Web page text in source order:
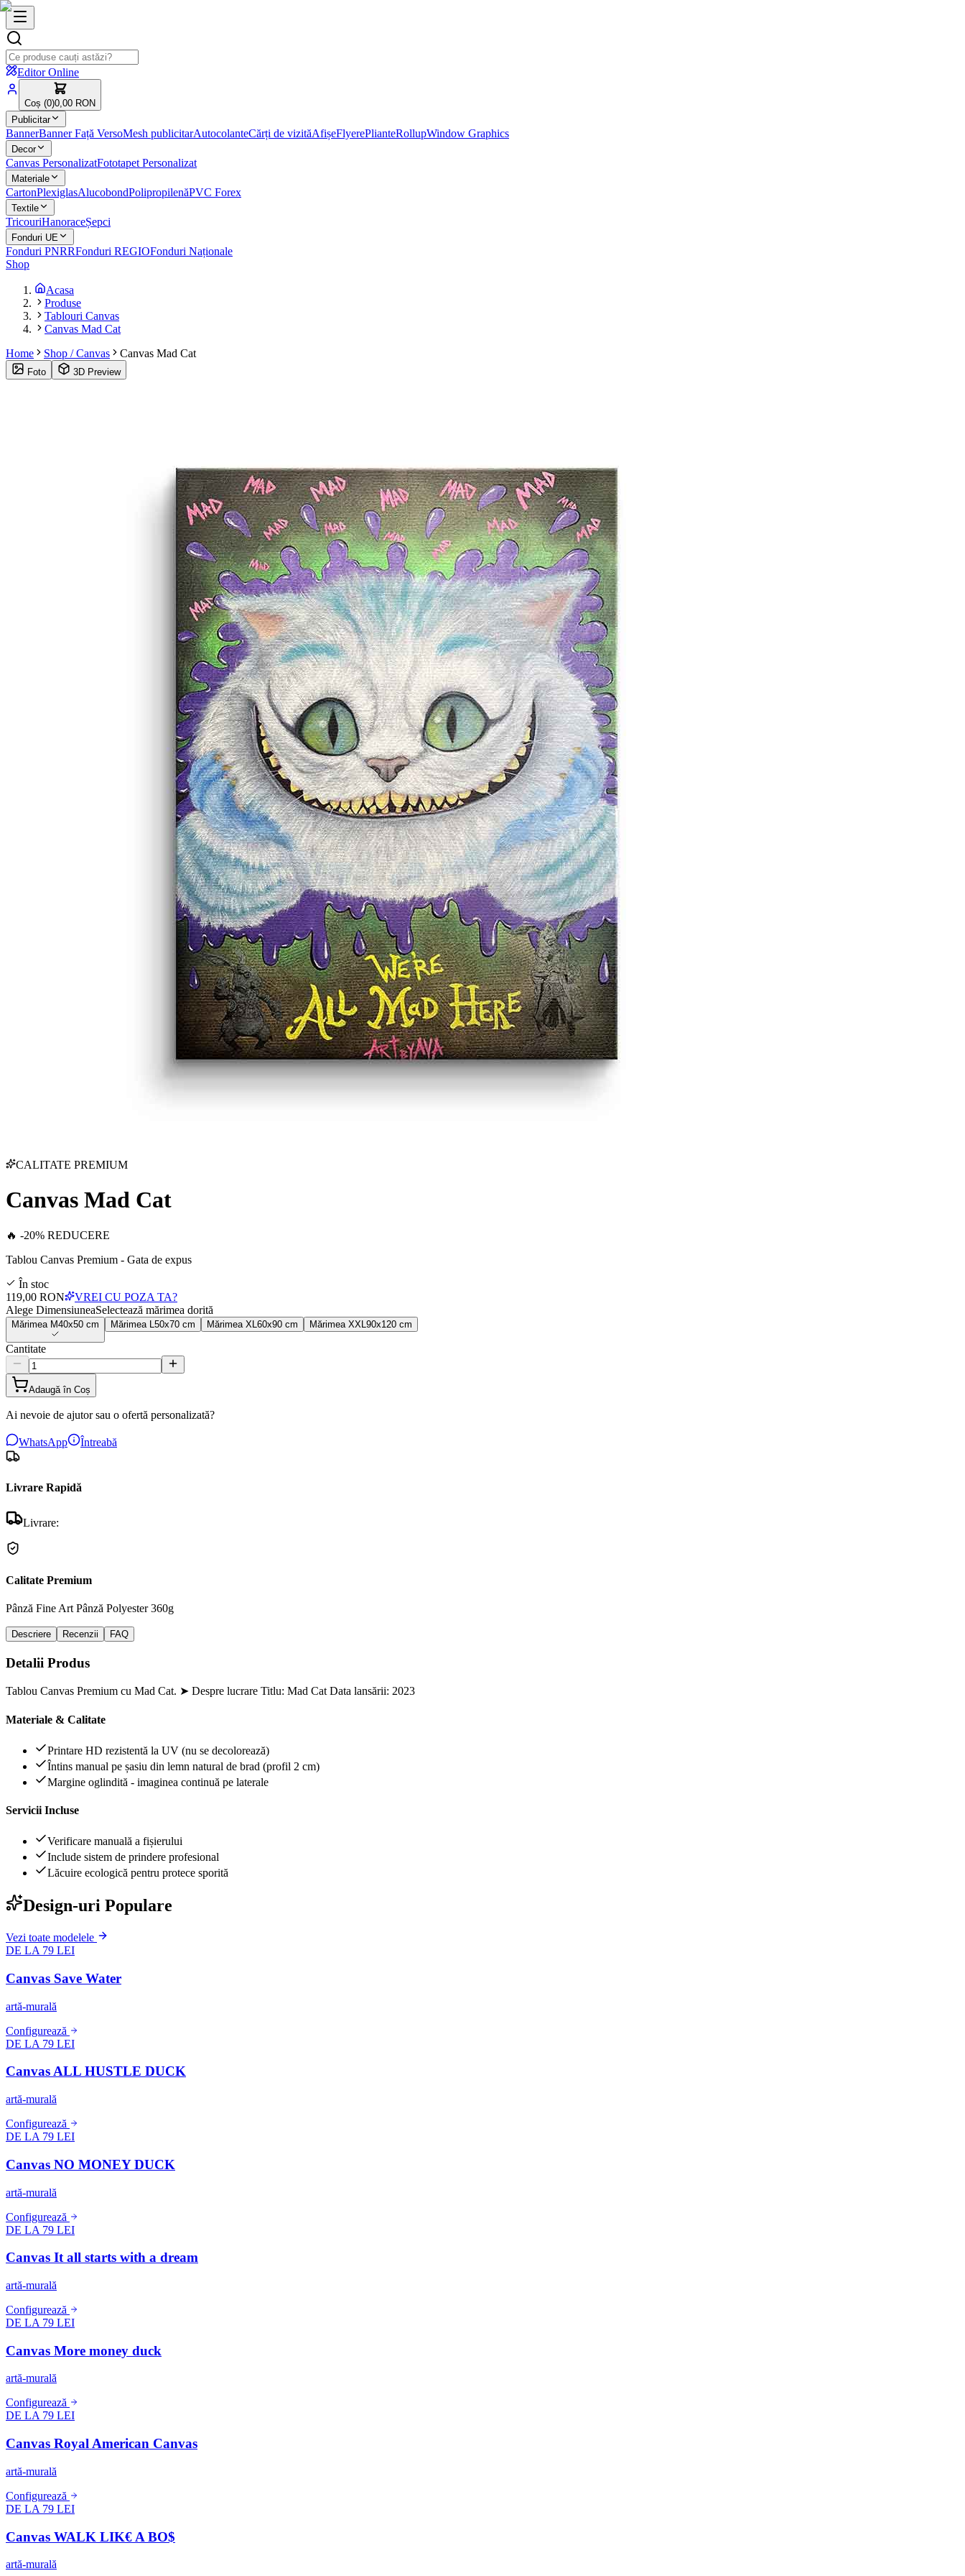
Editor Online
Coș (0)0,00 RON
Publicitar
BannerBanner Față VersoMesh publicitarAutocolanteCărți de vizităAfișeFlyerePlianteRollupWindow Graphics
Decor
Canvas PersonalizatFototapet Personalizat
Materiale
CartonPlexiglasAlucobondPolipropilenăPVC Forex
Textile
TricouriHanoraceȘepci
Fonduri UE
Fonduri PNRRFonduri REGIOFonduri Naționale
Shop
Acasa
Produse
Tablouri Canvas
Canvas Mad Cat
Home
Shop / Canvas Canvas Mad Cat
Foto 3D Preview
CALITATE PREMIUM
Canvas Mad Cat
🔥 -20% REDUCERE
Tablou Canvas Premium - Gata de expus
În stoc
119,00 RON
VREI CU POZA TA?
Alege DimensiuneaSelectează mărimea dorită
Mărimea M40x50 cm Mărimea 50x70 cm Mărimea XL 60x90 cm Mărimea XXL 90x120 cm
Cantitate
Adaugă în Coș
Ai nevoie de ajutor sau o ofertă personalizată?
WhatsApp Întreabă
Livrare Rapidă
Livrare:
Calitate Premium
Pânză Fine Art Pânză Polyester 360g
Descriere Recenzii FAQ
Detalii Produs
Tablou Canvas Premium cu Mad Cat. ➤ Despre lucrare Titlu: Mad Cat Data lansării: 2023
Materiale & Calitate
Printare HD rezistentă la UV (nu se decolorează)
Întins manual pe șasiu din lemn natural de brad (profil 2 cm)
Margine oglindită - imaginea continuă pe laterale
Servicii Incluse
Verificare manuală a fișierului
Include sistem de prindere profesional
Lăcuire ecologică pentru protece sporită
Design-uri Populare
Vezi toate modelele
DE LA 79 LEI
Canvas Save Water
artă-murală
Configurează
DE LA 79 LEI
Canvas ALL HUSTLE DUCK
artă-murală
Configurează
DE LA 79 LEI
Canvas NO MONEY DUCK
artă-murală
Configurează
DE LA 79 LEI
Canvas It all starts with a dream
artă-murală
Configurează
DE LA 79 LEI
Canvas More money duck
artă-murală
Configurează
DE LA 79 LEI
Canvas Royal American Canvas
artă-murală
Configurează
DE LA 79 LEI
Canvas WALK LIK€ A BO$
artă-murală